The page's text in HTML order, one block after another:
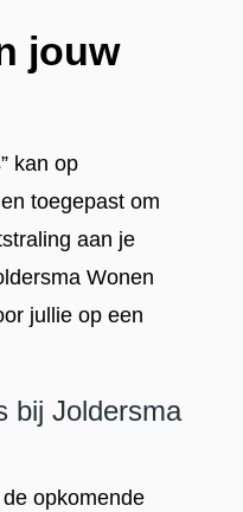
jouw
kan op
toegepast om
aan je
Wonen
jullie op een
bij Joldersma
opkomende